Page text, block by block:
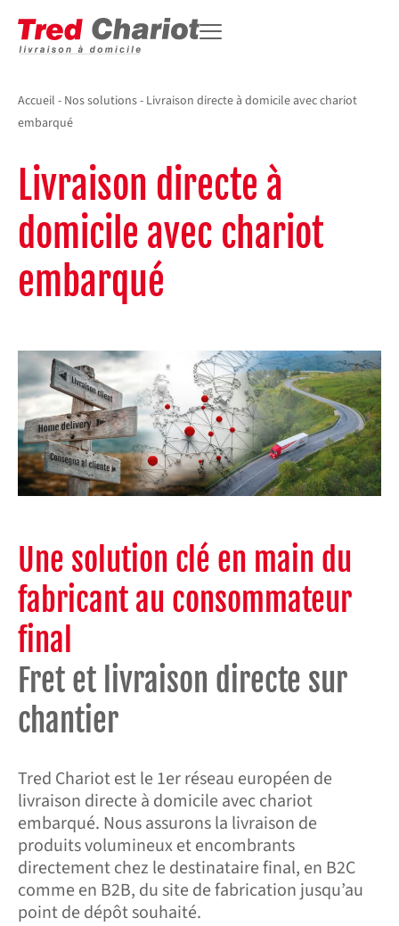
Accueil - Nos solutions- Livraison directe à domicile avec chariot
embarqué
Livraison directe à
domicile avec chariot
embarqué
Une solution clé en main du
fabricant au consommateur
final
Fret et livraison directe sur
chantier
Tred Chariot est le 1er réseau européen de
livraison directe à domicile avec chariot
embarqué. Nous assurons la livraison de
produits volumineux et encombrants
directement chez le destinataire final, en B2C
comme en B2B, du site de fabrication jusqu’au
point de dépôt souhaité.